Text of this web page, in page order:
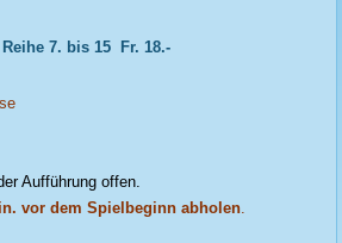
7. bis 15 Fr. 18.-
Aufführung offen.
vor dem Spielbeginn abholen.